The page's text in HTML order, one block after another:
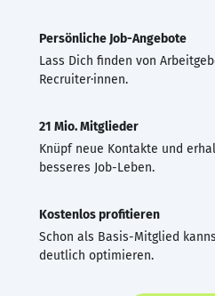
Persönliche Job-Angebote
Lass Dich finden von
Recruiter·innen.
21 Mio. Mitglieder
Knüpf neue Kontakte und
besseres Job-Leben.
Kostenlos profitieren
Schon als Basis-Mitglied
deutlich optimieren.